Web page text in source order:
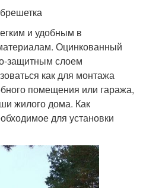
и удобным в
Оцинкованный
защитным слоем
как для монтажа
помещения или гаража,
жилого дома. Как
для установки